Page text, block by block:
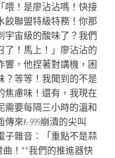
喂！是廖沾沾嗎！快接
餃聯盟特級特務！你那
宇宙級的酸味了？我們
了！馬上！」廖沾沾的
響，他捏著對講機，困
？等等！我聞到的不是
焦慮味！還有，我現在
需要每隔三小時的溫和
來K-999崩潰的尖叫
子雜音：「重點不是蒜
！**我們的推進器快